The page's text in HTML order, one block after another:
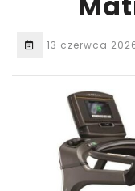
13 czerwca